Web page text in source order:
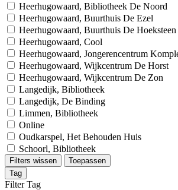
Heerhugowaard, Bibliotheek De Noord
Heerhugowaard, Buurthuis De Ezel
Heerhugowaard, Buurthuis De Hoeksteen
Heerhugowaard, Cool
Heerhugowaard, Jongerencentrum
Heerhugowaard, Wijkcentrum De Horst
Heerhugowaard, Wijkcentrum De Zon
Langedijk, Bibliotheek
Langedijk, De Binding
Limmen, Bibliotheek
Online
Oudkarspel, Het Behouden Huis
Schoorl, Bibliotheek
Filters wissen
Toepassen
Tag
Filter Tag